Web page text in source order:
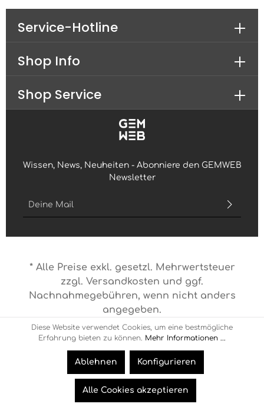
Wissen, News, Neuheiten - Abonniere den GEMWEB
Newsletter
genommen und dieAGBgelesen und bin mit ihnen
Bitte geben Sie die abgebildeten Zeichen ein*
Service-Hotline
Shop Info
Shop Service
© 2026 Gemweb
* Alle Preise exkl. gesetzl. Mehrwertsteuer
zzgl. Versandkosten und ggf.
Nachnahmegebühren, wenn nicht anders
angegeben.
Diese Website verwendet Cookies, um eine bestmögliche
Erfahrung bieten zu können. Mehr Informationen ...
Ablehnen Konfigurieren
Alle Cookies akzeptieren